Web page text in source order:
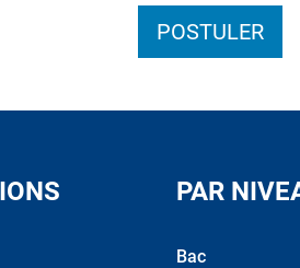
POSTULER
PAR
Bac